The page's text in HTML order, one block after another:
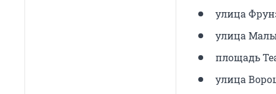
улица
улица
площадь
улица